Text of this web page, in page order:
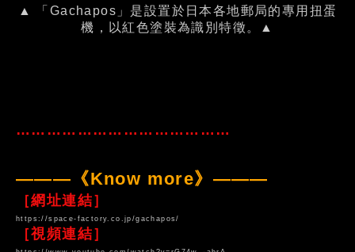
▲ 「Gachapos」是設置於日本各地郵局的專用扭蛋
機，以紅色塗裝為識別特徵。▲
……………………………………
———《Know more》———
［網址連結］
https://space-factory.co.jp/gachapos/
［視頻連結］